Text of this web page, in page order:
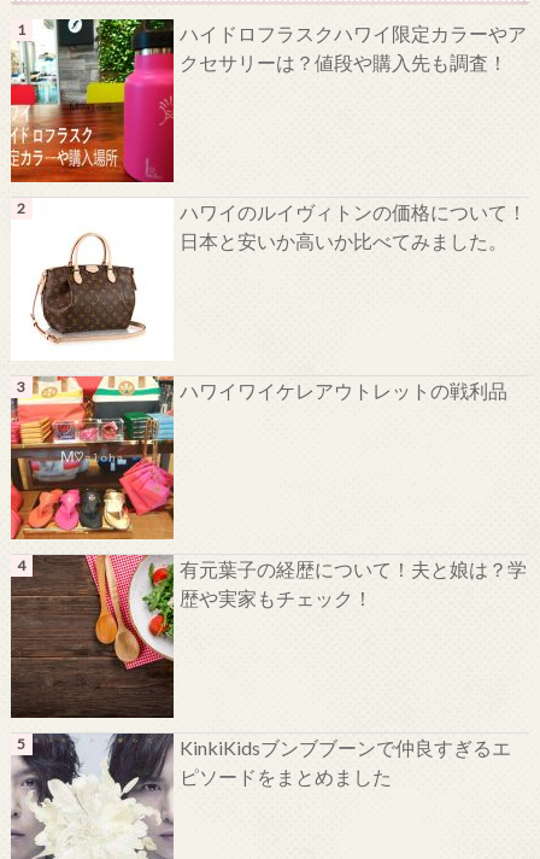
ハイドロフラスクハワイ限定カラーやア
クセサリーは？値段や購入先も調査！
ハワイのルイヴィトンの価格について！
日本と安いか高いか比べてみました。
ハワイワイケレアウトレットの戦利品
有元葉子の経歴について！夫と娘は？学
歴や実家もチェック！
KinkiKidsブンブブーンで仲良すぎるエ
ピソードをまとめました